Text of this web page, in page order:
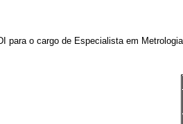
o cargo de Especialista em Metrologia